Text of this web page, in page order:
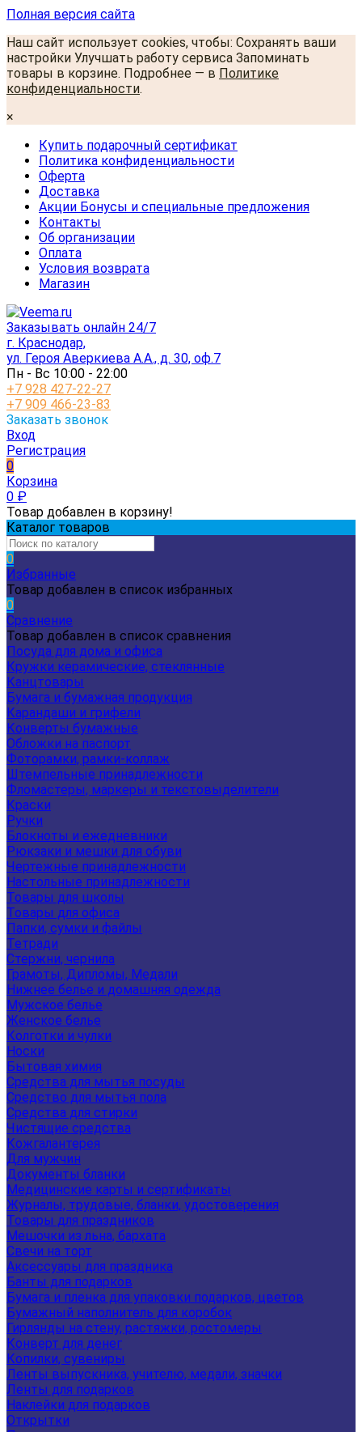
Полная версия сайта
Наш сайт использует cookies, чтобы: Сохранять ваши
настройки Улучшать работу сервиса Запоминать
товары в корзине. Подробнее — в Политике
конфиденциальности.
×
Купить подарочный сертификат
Политика конфиденциальности
Оферта
Доставка
Акции Бонусы и специальные предложения
Контакты
Об организации
Оплата
Условия возврата
Магазин
Заказывать онлайн 24/7
г. Краснодар,
ул. Героя Аверкиева А.А., д. 30, оф.7
Пн - Вс 10:00 - 22:00
+7 928 427-22-27
+7 909 466-23-83
Заказать звонок
Вход
Регистрация
0
Корзина
0 ₽
Товар добавлен в корзину!
Каталог товаров
0
Избранные
Товар добавлен в список избранных
0
Сравнение
Товар добавлен в список сравнения
Посуда для дома и офиса
Кружки керамические, стеклянные
Канцтовары
Бумага и бумажная продукция
Карандаши и грифели
Конверты бумажные
Обложки на паспорт
Фоторамки, рамки-коллаж
Штемпельные принадлежности
Фломастеры, маркеры и текстовыделители
Краски
Ручки
Блокноты и ежедневники
Рюкзаки и мешки для обуви
Чертежные принадлежности
Настольные принадлежности
Товары для школы
Товары для офиса
Папки, сумки и файлы
Тетради
Стержни, чернила
Грамоты, Дипломы, Медали
Нижнее белье и домашняя одежда
Мужское белье
Женское белье
Колготки и чулки
Носки
Бытовая химия
Средства для мытья посуды
Средство для мытья пола
Средства для стирки
Чистящие средства
Кожгалантерея
Для мужчин
Документы бланки
Медицинские карты и сертификаты
Журналы, трудовые, бланки, удостоверения
Товары для праздников
Мешочки из льна, бархата
Свечи на торт
Аксессуары для праздника
Банты для подарков
Бумага и пленка для упаковки подарков, цветов
Бумажный наполнитель для коробок
Гирлянды на стену, растяжки, ростомеры
Конверт для денег
Копилки, сувениры
Ленты выпускника, учителю, медали, значки
Ленты для подарков
Наклейки для подарков
Открытки